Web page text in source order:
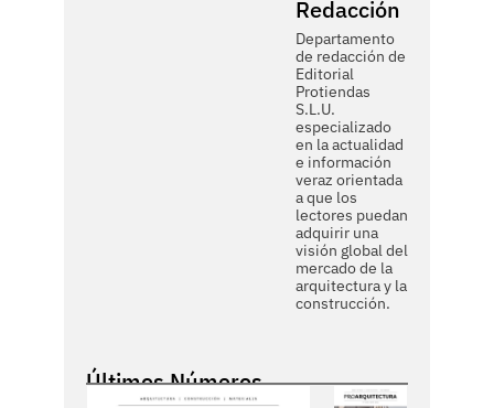
Redacción
Departamento
de redacción de
Editorial
Protiendas
S.L.U.
especializado
en la actualidad
e información
veraz orientada
a que los
lectores puedan
adquirir una
visión global del
mercado de la
arquitectura y la
construcción.
Últimos Números